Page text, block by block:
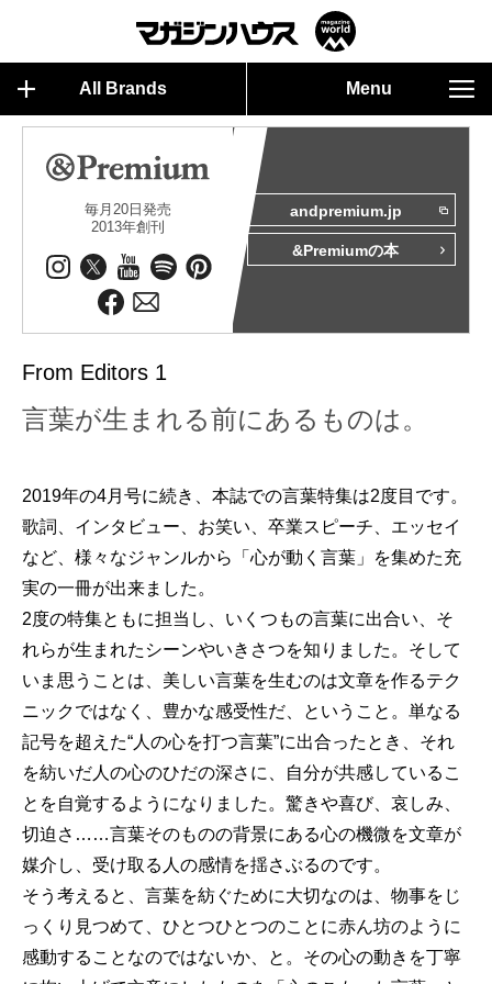
All Brands Menu
毎月20日発売
2013年創刊
andpremium.jp
&Premiumの本
From Editors 1
言葉が生まれる前にあるものは。
2019年の4月号に続き、本誌での言葉特集は2度目です。
歌詞、インタビュー、お笑い、卒業スピーチ、エッセイ
など、様々なジャンルから「心が動く言葉」を集めた充
実の一冊が出来ました。
2度の特集ともに担当し、いくつもの言葉に出合い、そ
れらが生まれたシーンやいきさつを知りました。そして
いま思うことは、美しい言葉を生むのは文章を作るテク
ニックではなく、豊かな感受性だ、ということ。単なる
記号を超えた“人の心を打つ言葉”に出合ったとき、それ
を紡いだ人の心のひだの深さに、自分が共感しているこ
とを自覚するようになりました。驚きや喜び、哀しみ、
切迫さ……言葉そのものの背景にある心の機微を文章が
媒介し、受け取る人の感情を揺さぶるのです。
そう考えると、言葉を紡ぐために大切なのは、物事をじ
っくり見つめて、ひとつひとつのことに赤ん坊のように
感動することなのではないか、と。その心の動きを丁寧